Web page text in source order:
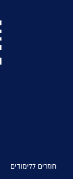
חוזרים ללימודים